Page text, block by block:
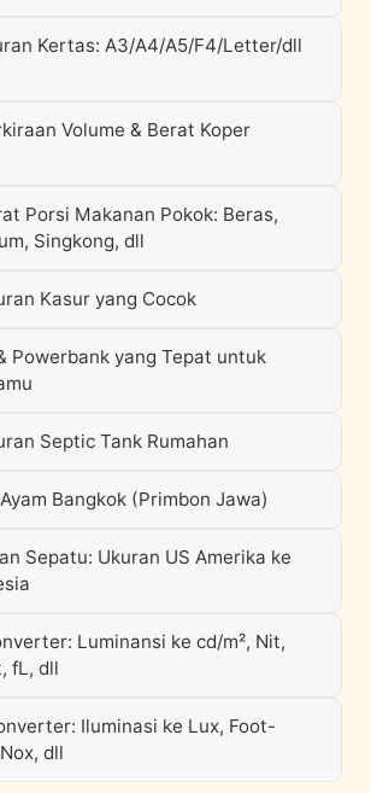
Kertas: A3/A4/A5/F4/Letter/dll
Volume & Berat Koper
Porsi Makanan Pokok: Beras,
Singkong, dll
Kasur yang Cocok
Powerbank yang Tepat untuk
Septic Tank Rumahan
Bangkok (Primbon Jawa)
Sepatu: Ukuran US Amerika ke
Luminansi ke cd/m², Nit,
fL, dll
Iluminasi ke Lux, Foot-
dll